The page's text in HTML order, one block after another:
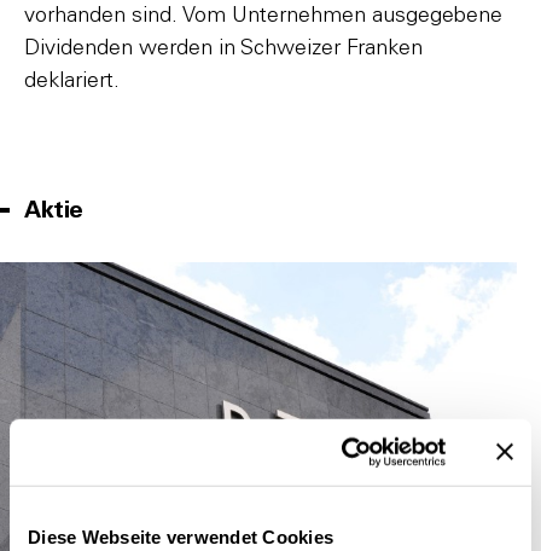
Diese Webseite verwendet Cookies
vorhanden sind. Vom Unternehmen ausgegebene
Dividenden werden in Schweizer Franken
deklariert.
Aktie